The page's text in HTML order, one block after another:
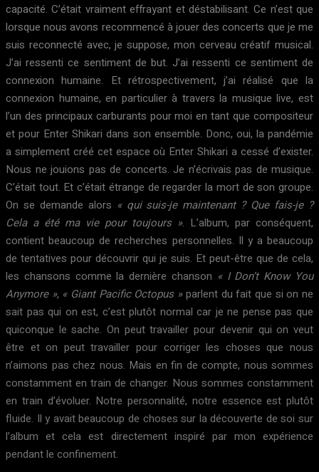
capacité. C’était vraiment effrayant et déstabilisant. Ce n’est que
lorsque nous avons recommencé à jouer des concerts que je me
suis reconnecté avec, je suppose, mon cerveau créatif musical.
J’ai ressenti ce sentiment de but. J’ai ressenti ce sentiment de
connexion humaine. Et rétrospectivement, j’ai réalisé que la
connexion humaine, en particulier à travers la musique live, est
l’un des principaux carburants pour moi en tant que compositeur
et pour Enter Shikari dans son ensemble. Donc, oui, la pandémie
a simplement créé cet espace où Enter Shikari a cessé d’exister.
Nous ne jouions pas de concerts. Je n’écrivais pas de musique.
C’était tout. Et c’était étrange de regarder la mort de son groupe.
On se demande alors « qui suis-je maintenant ? Que fais-je ?
Cela a été ma vie pour toujours ». L’album, par conséquent,
contient beaucoup de recherches personnelles. Il y a beaucoup
de tentatives pour découvrir qui je suis. Et peut-être que de cela,
les chansons comme la dernière chanson « I Don’t Know You
Anymore », « Giant Pacific Octopus »parlent du fait que si on ne
sait pas qui on est, c’est plutôt normal car je ne pense pas que
quiconque le sache. On peut travailler pour devenir qui on veut
être et on peut travailler pour corriger les choses que nous
n’aimons pas chez nous. Mais en fin de compte, nous sommes
constamment en train de changer. Nous sommes constamment
en train d’évoluer. Notre personnalité, notre essence est plutôt
fluide. Il y avait beaucoup de choses sur la découverte de soi sur
l’album et cela est directement inspiré par mon expérience
pendant le confinement.